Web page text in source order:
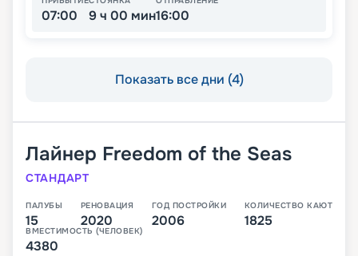
07:00 9 ч 00 мин16:00
Показать все дни (4)
Лайнер Freedom of the Seas
СТАНДАРТ
ПАЛУБЫ
15
РЕНОВАЦИЯ
2020
ГОД ПОСТРОЙКИ
2006
КОЛИЧЕСТВО КАЮТ
1825
ВМЕСТИМОСТЬ (ЧЕЛОВЕК)
4380